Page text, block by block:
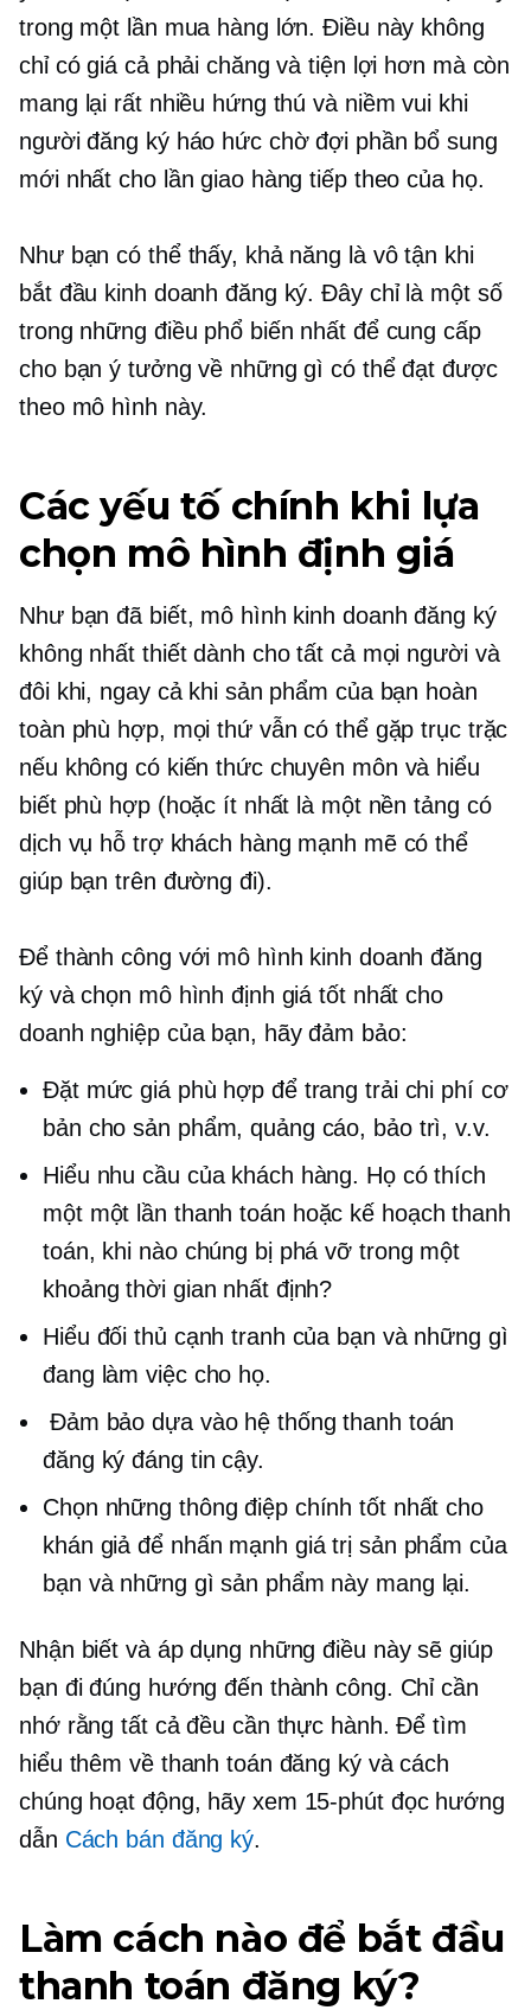
trong một lần mua hàng lớn. Điều này không
chỉ có giá cả phải chăng và tiện lợi hơn mà còn
mang lại rất nhiều hứng thú và niềm vui khi
người đăng ký háo hức chờ đợi phần bổ sung
mới nhất cho lần giao hàng tiếp theo của họ.
Như bạn có thể thấy, khả năng là vô tận khi
bắt đầu kinh doanh đăng ký. Đây chỉ là một số
trong những điều phổ biến nhất để cung cấp
cho bạn ý tưởng về những gì có thể đạt được
theo mô hình này.
Các yếu tố chính khi lựa
chọn mô hình định giá
Như bạn đã biết, mô hình kinh doanh đăng ký
không nhất thiết dành cho tất cả mọi người và
đôi khi, ngay cả khi sản phẩm của bạn hoàn
toàn phù hợp, mọi thứ vẫn có thể gặp trục trặc
nếu không có kiến ​​thức chuyên môn và hiểu
biết phù hợp (hoặc ít nhất là một nền tảng có
dịch vụ hỗ trợ khách hàng mạnh mẽ có thể
giúp bạn trên đường đi).
Để thành công với mô hình kinh doanh đăng
ký và chọn mô hình định giá tốt nhất cho
doanh nghiệp của bạn, hãy đảm bảo:
Đặt mức giá phù hợp để trang trải chi phí cơ
bản cho sản phẩm, quảng cáo, bảo trì, v.v.
Hiểu nhu cầu của khách hàng. Họ có thích
một một lần thanh toán hoặc kế hoạch thanh
toán, khi nào chúng bị phá vỡ trong một
khoảng thời gian nhất định?
Hiểu đối thủ cạnh tranh của bạn và những gì
đang làm việc cho họ.
Đảm bảo dựa vào hệ thống thanh toán
đăng ký đáng tin cậy.
Chọn những thông điệp chính tốt nhất cho
khán giả để nhấn mạnh giá trị sản phẩm của
bạn và những gì sản phẩm này mang lại.
Nhận biết và áp dụng những điều này sẽ giúp
bạn đi đúng hướng đến thành công. Chỉ cần
nhớ rằng tất cả đều cần thực hành. Để tìm
hiểu thêm về thanh toán đăng ký và cách
chúng hoạt động, hãy xem 15-phútđọc hướng
dẫn Cách bán đăng ký.
Làm cách nào để bắt đầu
thanh toán đăng ký?